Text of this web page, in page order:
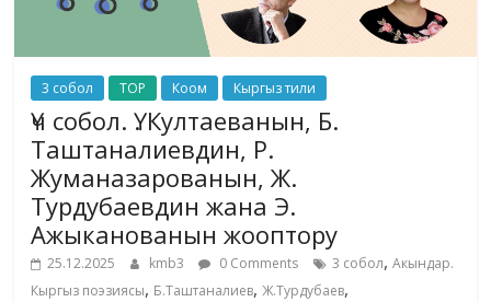
3 собол TOP Коом Кыргыз тили
Үч собол. Ү. Култаеванын, Б.
Таштаналиевдин, Р.
Жуманазарованын, Ж.
Турдубаевдин жана Э.
Ажыканованын жооптору
25.12.2025 kmb3 0 Comments 3 собол,Акындар.
Кыргыз поэзиясы, Б.Таштаналиев,Ж.Турдубаев,